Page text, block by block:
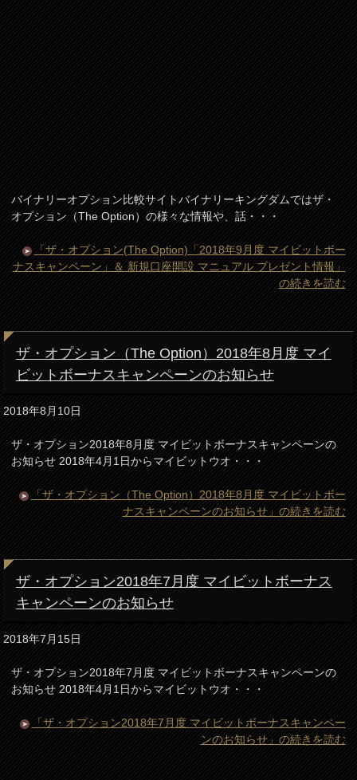
バイナリーオプション比較サイトバイナリーキングダムではザ・
オプション（The Option）の様々な情報や、話・・・
「ザ・オプション(The Option)「2018年9月度 マイビットボー
ナスキャンペーン」＆ 新規口座開設 マニュアル プレゼント情報」
の続きを読む
ザ・オプション（The Option）2018年8月度 マイ
ビットボーナスキャンペーンのお知らせ
2018年8月10日
ザ・オプション2018年8月度 マイビットボーナスキャンペーンの
お知らせ 2018年4月1日からマイビットウオ・・・
「ザ・オプション（The Option）2018年8月度 マイビットボー
ナスキャンペーンのお知らせ」の続きを読む
ザ・オプション2018年7月度 マイビットボーナス
キャンペーンのお知らせ
2018年7月15日
ザ・オプション2018年7月度 マイビットボーナスキャンペーンの
お知らせ 2018年4月1日からマイビットウオ・・・
「ザ・オプション2018年7月度 マイビットボーナスキャンペー
ンのお知らせ」の続きを読む